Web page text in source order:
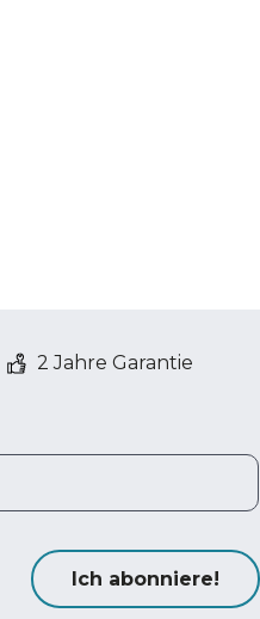
2 Jahre Garantie
Ich abonniere!